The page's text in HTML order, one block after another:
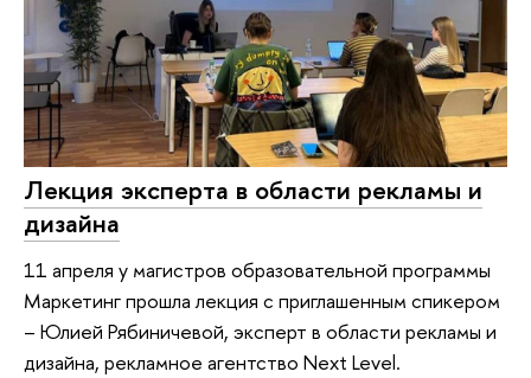
Лекция эксперта в области рекламы и
дизайна
11 апреля у магистров образовательной программы
Маркетинг прошла лекция с приглашенным спикером
– Юлией Рябиничевой, эксперт в области рекламы и
дизайна, рекламное агентство Next Level.